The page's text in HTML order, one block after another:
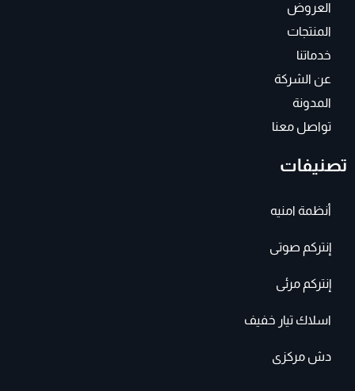
العروض
المنتجات
خدماتنا
عن الشركة
المدونة
تواصل معنا
تصنيفات
أنظمة امنيه
إنتركم صوتى
إنتركم مرئى
اسلاك تيار خفيف
دش مركزى